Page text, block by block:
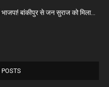
बांकीपुर से जन सुराज को मिला...